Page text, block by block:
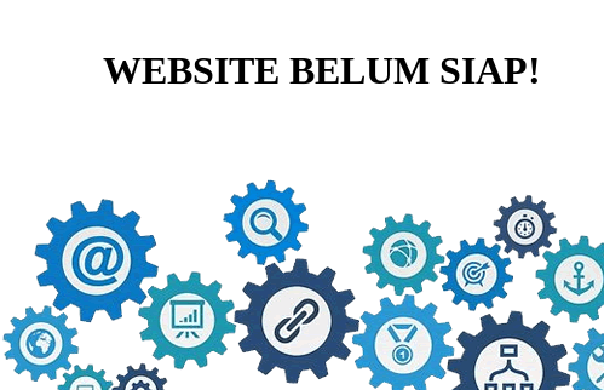
WEBSITE BELUM SIAP!